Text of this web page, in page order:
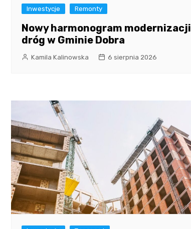
Inwestycje Remonty
Nowy harmonogram modernizacji
dróg w Gminie Dobra
Kamila Kalinowska 6 sierpnia 2026